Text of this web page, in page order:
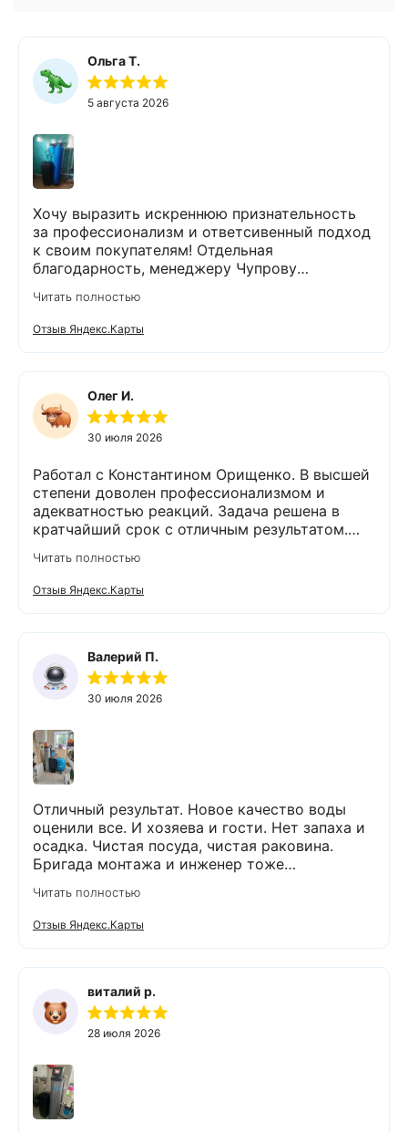
Ольга Т.
5 августа 2026
Хочу выразить искреннюю признательность
за профессионализм и ответсивенный подход
к своим покупателям! Отдельная
благодарность, менеджеру Чупрову
быстро и чётко всё объяснил,
порекомендовал и подобрал пару вариантов
оборудования. Монтаж так же сделали
быстро и качественно. На каждом этапе
Владимир был на связи и всегда отвечал на
интересующие нас вопросы. Приятным
бонусом был подарок😊👍спасибо. Остались
очень довольны компанией Экодар,
рекомендовать знакомым и друзьям,
обращаться в эту фирму.
Читать полностью
Отзыв Яндекс.Карты
Олег И.
30 июля 2026
Работал с Константином Орищенко. В высшей
степени доволен профессионализмом и
адекватностью реакций. Задача решена в
кратчайший срок с отличным результатом.
должном уровне. Спасибо!
Читать полностью
Отзыв Яндекс.Карты
Валерий П.
30 июля 2026
Отличный результат. Новое качество воды
оценили все. И хозяева и гости. Нет запаха и
осадка. Чистая посуда, чистая раковина.
Бригада монтажа и инженер тоже
рассказали. Монтаж прошел быстро и бе з
проблем и неудобств. Оборудование не
занимает много места и легко
обслуживается. Результаты новых анализов
отличные. Могу всем рекомендовать данную
компанию и ее специалистов.
Читать полностью
Отзыв Яндекс.Карты
виталий р.
28 июля 2026